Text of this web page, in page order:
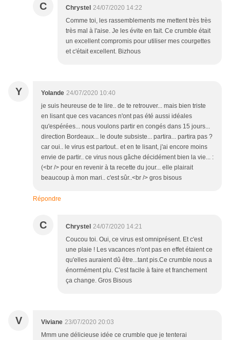
C Chrystel 24/07/2020 14:22
Comme toi, les rassemblements me mettent très très
très mal à l'aise. Je les évite en fait. Ce crumble était
un excellent compromis pour utiliser mes courgettes
et c'était excellent. Bizhous
Y Yolande 24/07/2020 10:40
je suis heureuse de te lire.. de te retrouver... mais bien triste
en lisant que ces vacances n'ont pas été aussi idéales
qu'espérées... nous voulons partir en congés dans 15 jours...
direction Bordeaux... le doute subsiste... partira... partira pas ?
car oui.. le virus est partout.. et en te lisant, j'ai encore moins
envie de partir.. ce virus nous gâche décidément bien la vie... :
(<br /> pour en revenir à ta recette du jour... elle plairait
beaucoup à mon mari.. c'est sûr..<br /> gros bisous
Répondre
C Chrystel 24/07/2020 14:21
Coucou toi. Oui, ce virus est omniprésent. Et c'est
une plaie ! Les vacances n'ont pas en effet étaient ce
qu'elles auraient dû être...tant pis.Ce crumble nous a
énormément plu. C'est facile à faire et franchement
ça change. Gros Bisous
V Viviane 23/07/2020 20:03
Mmm une délicieuse idée ce crumble que je tenterai